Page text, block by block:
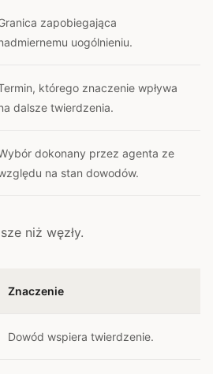
zapobiegająca
uogólnieniu.
którego znaczenie wpływa
dalsze twierdzenia.
dokonany przez agenta ze
na stan dowodów.
niż węzły.
Znaczenie
Dowód wspiera twierdzenie.